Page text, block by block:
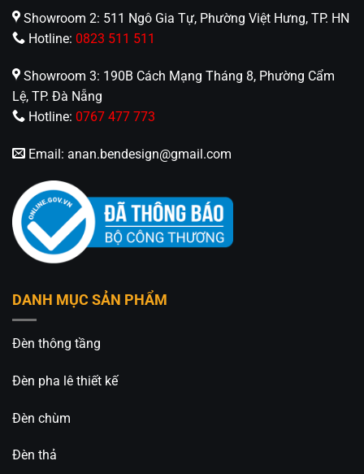
Showroom 2: 511 Ngô Gia Tự, Phường Việt Hưng, TP. HN
Hotline: 0823 511 511
Showroom 3: 190B Cách Mạng Tháng 8, Phường Cẩm
Lệ, TP. Đà Nẵng
Hotline: 0767 477 773
Email: anan.bendesign@gmail.com
DANH MỤC SẢN PHẨM
Đèn thông tầng
Đèn pha lê thiết kế
Đèn chùm
Đèn thả